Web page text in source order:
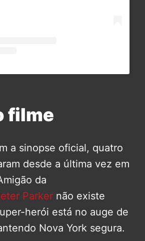
filme
a sinopse oficial, quatro
desde a última vez em
da
Parker não existe
herói está no auge de
Nova York segura.